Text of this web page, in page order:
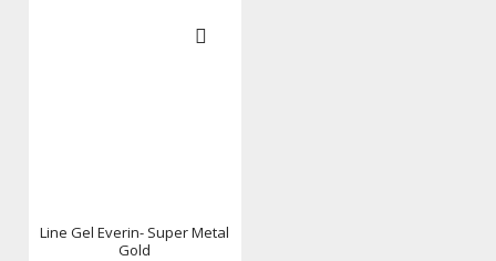
Line Gel Everin- Super Metal
Gold